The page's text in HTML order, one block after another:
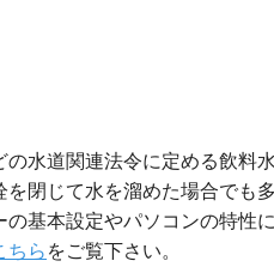
水道関連法令に定める飲料
閉じて水を溜めた場合でも
基本設定やパソコンの特性
ちら をご覧下さい。